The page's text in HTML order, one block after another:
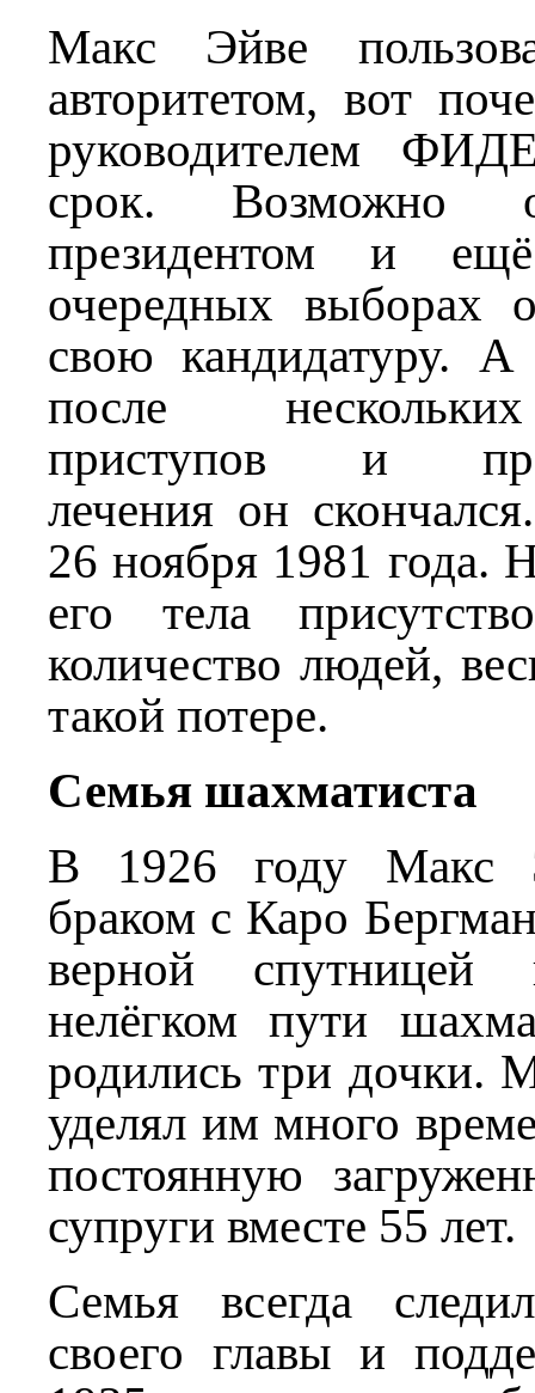
Макс Эйве
авторитетом, вот
руководителем
срок.
президентом и
очередных выборах
свою кандидатуру. А
после
приступов и
лечения он
26 ноября 1981 года.
его тела
количество людей,
такой потере.
Семья шахматиста
В 1926 году Макс
браком с Каро
верной
нелёгком пути
родились три дочки.
уделял им много
постоянную
супруги вместе 55 лет.
Семья всегда
своего главы и